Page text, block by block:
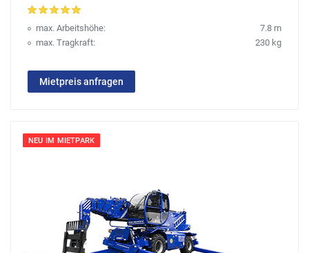
max. Arbeitshöhe:
7.8 m
max. Tragkraft:
230 kg
Mietpreis anfragen
NEU IM MIETPARK